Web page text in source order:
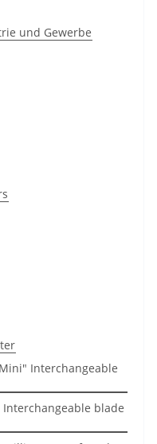
und Gewerbe
Interchangeable
Interchangeable blade